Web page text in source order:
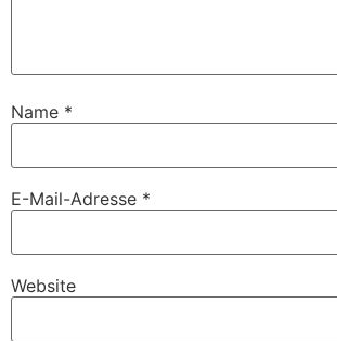
Name *
E-Mail-Adresse *
Website